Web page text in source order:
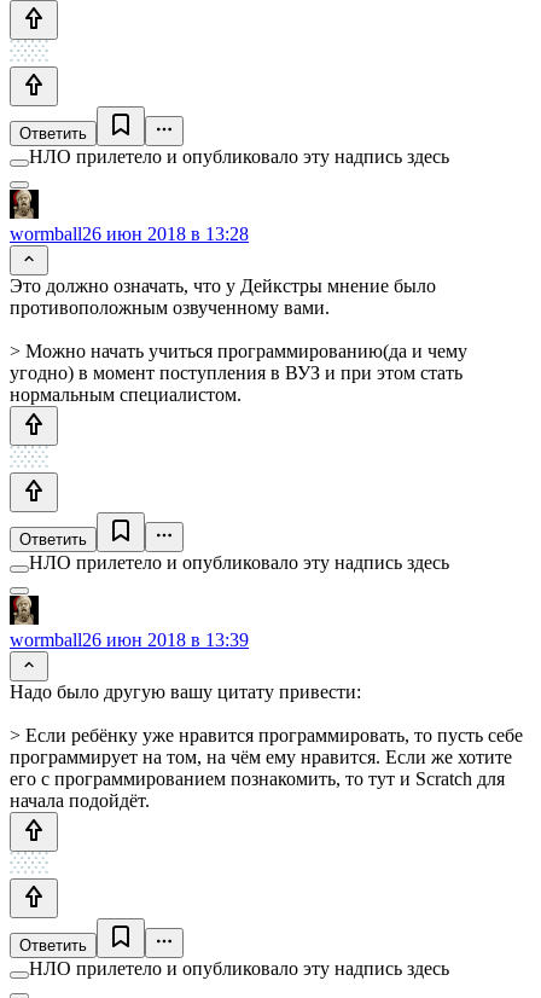
Ответить
НЛО прилетело и опубликовало эту надпись здесь
wormball26 июн 2018 в 13:28
Это должно означать, что у Дейкстры мнение было
противоположным озвученному вами.
> Можно начать учиться программированию(да и чему
угодно) в момент поступления в ВУЗ и при этом стать
нормальным специалистом.
Ответить
НЛО прилетело и опубликовало эту надпись здесь
wormball26 июн 2018 в 13:39
Надо было другую вашу цитату привести:
> Если ребёнку уже нравится программировать, то пусть себе
программирует на том, на чём ему нравится. Если же хотите
его с программированием познакомить, то тут и Scratch для
начала подойдёт.
Ответить
НЛО прилетело и опубликовало эту надпись здесь